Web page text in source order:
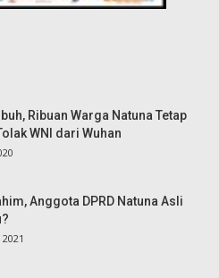
Ribuan Warga Natuna Tetap
WNI dari Wuhan
Anggota DPRD Natuna Asli